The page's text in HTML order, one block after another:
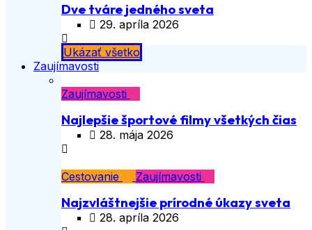
Dve tváre jedného sveta
29. apríla 2026
Ukázať všetko
Zaujímavosti
Zaujímavosti
Najlepšie športové filmy všetkých čias
28. mája 2026
Cestovanie Zaujímavosti
Najzvláštnejšie prírodné úkazy sveta
28. apríla 2026